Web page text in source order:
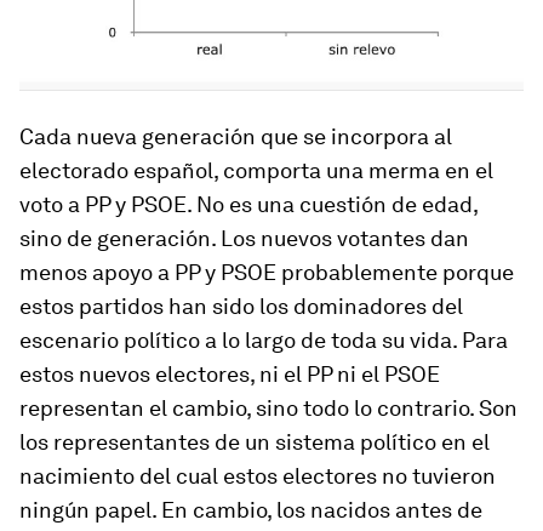
Cada nueva generación que se incorpora al
electorado español, comporta una merma en el
voto a PP y PSOE. No es una cuestión de edad,
sino de generación. Los nuevos votantes dan
menos apoyo a PP y PSOE probablemente porque
estos partidos han sido los dominadores del
escenario político a lo largo de toda su vida. Para
estos nuevos electores, ni el PP ni el PSOE
representan el cambio, sino todo lo contrario. Son
los representantes de un sistema político en el
nacimiento del cual estos electores no tuvieron
ningún papel. En cambio, los nacidos antes de